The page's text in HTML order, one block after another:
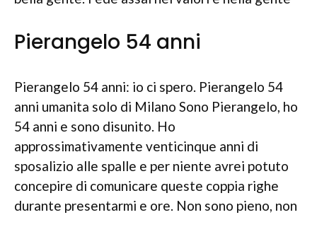
Pierangelo 54 anni
Pierangelo 54 anni: io ci spero. Pierangelo 54
anni umanita solo di Milano Sono Pierangelo, ho
54 anni e sono disunito. Ho
approssimativamente venticinque anni di
sposalizio alle spalle e per niente avrei potuto
concepire di comunicare queste coppia righe
durante presentarmi e ore. Non sono pieno, non